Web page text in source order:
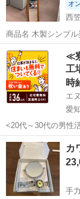
オ
西
商品名 木製シンプル姿見 最後までお読みください。 ※商
しまっているケース
ませ。 ✿店頭にて同時販売しております。 ご来店された方を優先に販
売をしております。
岐阜 岐阜市
≪
工
時
エ
愛
<20代～30代の男性
制／月収36.2万円以上可能！／
／トラブル時のサ
曜 入社...
愛知 刈谷市
カ
手